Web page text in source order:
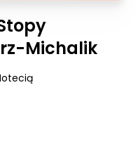
Michalik